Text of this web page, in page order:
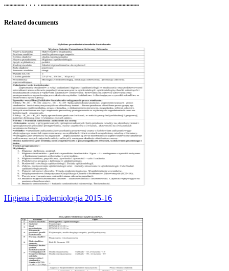
Related documents
Higiena i Epidemiologia 2015-16